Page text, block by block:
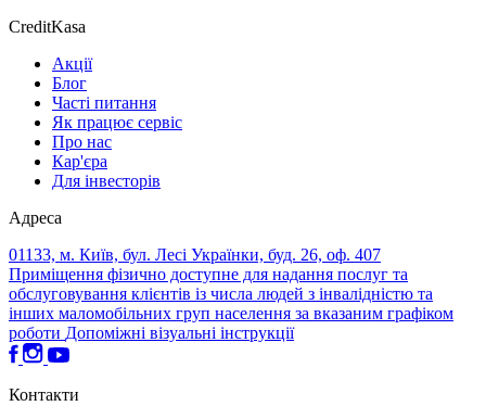
CreditKasa
Акції
Блог
Часті питання
Як працює сервіс
Про нас
Кар'єра
Для інвесторів
Адреса
01133, м. Київ, бул. Лесі Українки, буд. 26, оф. 407
Приміщення фізично доступне для надання послуг та
обслуговування клієнтів із числа людей з інвалідністю та
інших маломобільних груп населення за вказаним графіком
роботи Допоміжні візуальні інструкції
Контакти